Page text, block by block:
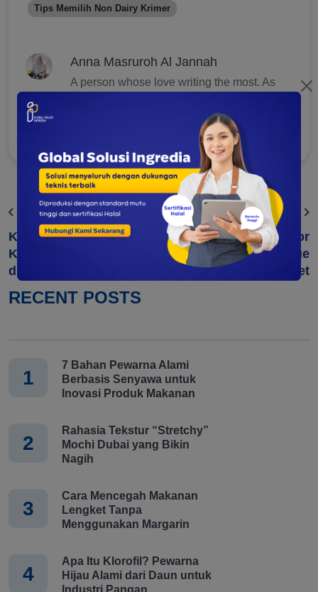
Tips Memilih Non Dairy Krimer
Anna Masruroh Al Jannah
A person whose love writing the most. As
she loves to write an articles about foods
Previous
Kreasi Olahan Jelly
Kekinian yang bisa Dicoba
di Rumah
Next
Ini Dia 3 Faktor
Utama Penyebab Kue
Bantet
RECENT POSTS
1
7 Bahan Pewarna Alami
Berbasis Senyawa untuk
Inovasi Produk Makanan
2
Rahasia Tekstur “Stretchy”
Mochi Dubai yang Bikin
Nagih
3
Cara Mencegah Makanan
Lengket Tanpa
Menggunakan Margarin
4
Apa Itu Klorofil? Pewarna
Hijau Alami dari Daun untuk
Industri Pangan